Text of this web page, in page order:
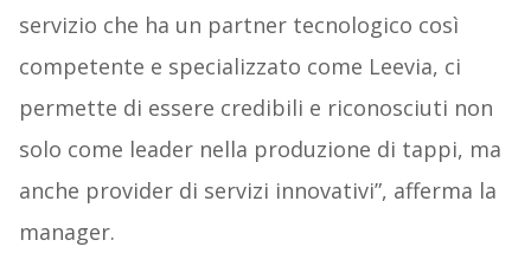
servizio che ha un partner tecnologico così
competente e specializzato come Leevia, ci
permette di essere credibili e riconosciuti non
solo come leader nella produzione di tappi, ma
anche provider di servizi innovativi”, afferma la
manager.